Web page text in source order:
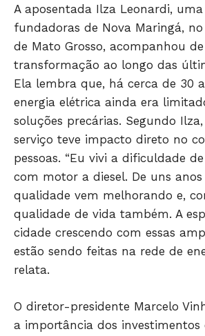
A aposentada Ilza Leonardi, uma
fundadoras de Nova Maringá,
de Mato Grosso, acompanhou
transformação ao longo das
Ela lembra que, há cerca de 30
energia elétrica ainda era
soluções precárias. Segundo
serviço teve impacto direto no
pessoas. “Eu vivi a dificuldade
com motor a diesel. De uns
qualidade vem melhorando e,
qualidade de vida também. A
cidade crescendo com essas
estão sendo feitas na rede de
relata.
O diretor-presidente Marcelo
a importância dos investimentos